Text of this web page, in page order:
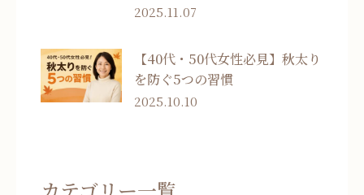
2025.11.07
【40代・50代女性必見】秋太り
を防ぐ5つの習慣
2025.10.10